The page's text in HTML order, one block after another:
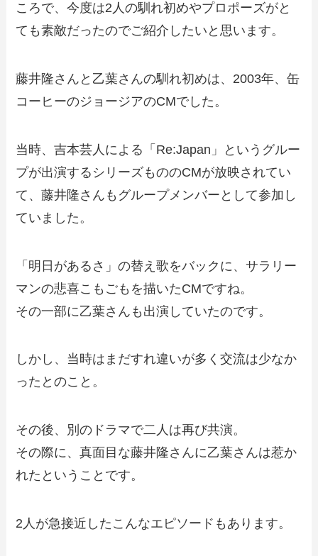
ころで、今度は2人の馴れ初めやプロポーズがと
ても素敵だったのでご紹介したいと思います。
藤井隆さんと乙葉さんの馴れ初めは、2003年、缶
コーヒーのジョージアのCMでした。
当時、吉本芸人による「Re:Japan」というグルー
プが出演するシリーズもののCMが放映されてい
て、藤井隆さんもグループメンバーとして参加し
ていました。
「明日があるさ」の替え歌をバックに、サラリー
マンの悲喜こもごもを描いたCMですね。
その一部に乙葉さんも出演していたのです。
しかし、当時はまだすれ違いが多く交流は少なか
ったとのこと。
その後、別のドラマで二人は再び共演。
その際に、真面目な藤井隆さんに乙葉さんは惹か
れたということです。
2人が急接近したこんなエピソードもあります。